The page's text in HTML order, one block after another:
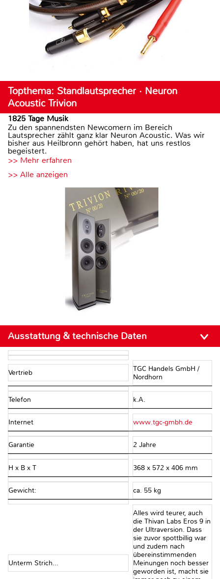
Topthema: Standlautsprecher · Neuron
Acoustic Trivion
1825 Tage Musik
Zu den spannendsten Newcomern im Bereich
Lautsprecher zählt ganz klar Neuron Acoustic. Was wir
bisher aus Heilbronn gehört haben, hat uns restlos
begeistert.
>> Mehr erfahren
>> Alle anzeigen
Ausstattung & technische Daten
Vertrieb
TGC Handels GmbH /
Nordhorn
Telefon k.A.
Internet www.tgc-gmbh.de
Garantie 2 Jahre
H x B x T 368 x 572 x 406 mm
Gewicht: ca. 55 kg
Unterm Strich...
Alles wird teurer, auch
die Thivan Labs Eros 9 in
der Ultraversion. Dass
sie zuvor spottbillig war
und zudem nach
übereinstimmenden
Meinungen noch besser
geworden ist, macht sie